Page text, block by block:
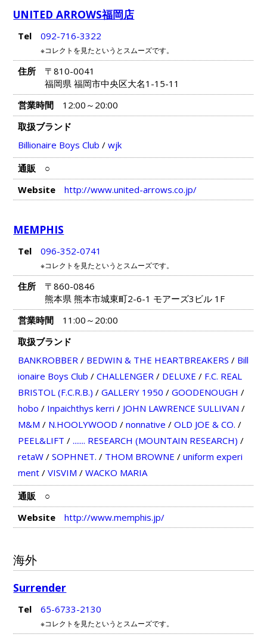
UNITED ARROWS福岡店
Tel 092-716-3322
※コレクトを見たというとスムーズです。
住所
〒810-0041
福岡県 福岡市中央区大名1-15-11
営業時間
12:00～20:00
取扱ブランド
Billionaire Boys Club / wjk
通販
○
Website
http://www.united-arrows.co.jp/
MEMPHIS
Tel 096-352-0741
※コレクトを見たというとスムーズです。
住所
〒860-0846
熊本県 熊本市城東町2-6-1 モアーズ3ビル 1F
営業時間
11:00～20:00
取扱ブランド
BANKROBBER/ BEDWIN & THE HEARTBREAKERS / Bill
ionaire Boys Club / CHALLENGER/ DELUXE / F.C. REAL
BRISTOL (F.C.R.B.) / GALLERY 1950 / GOODENOUGH /
hobo / Inpaichthys kerri / JOHN LAWRENCE SULLIVAN /
M&M / N.HOOLYWOOD / nonnative / OLD JOE & CO. /
PEEL&LIFT / ....... RESEARCH (MOUNTAIN RESEARCH) /
retaW/ SOPHNET. / THOM BROWNE / uniform experi
ment/ VISVIM / WACKO MARIA
通販
○
Website
http://www.memphis.jp/
海外
Surrender
Tel 65-6733-2130
※コレクトを見たというとスムーズです。